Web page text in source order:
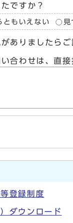
ですか？
ともいえない
ありましたらご
い合わせは、直
登録制度
ダウンロード